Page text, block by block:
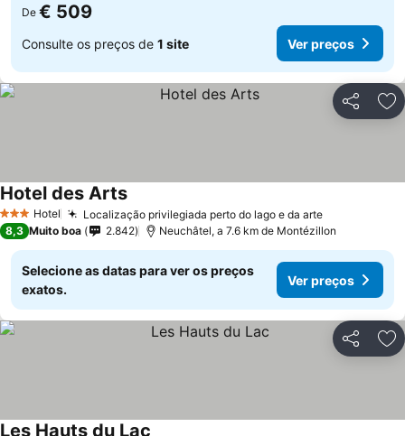
De € 509
Consulte os preços de 1 site Ver preços
Partilhar
3 EstrelasHotel Localização privilegiada perto do lago e da arte
Hotel des Arts
8,3 Muito boa 2.842 Neuchâtel, a 7.6 km de Montézillon
Selecione as datas para ver os preços
exatos.
Ver preços
Partilhar
Les Hauts du Lac